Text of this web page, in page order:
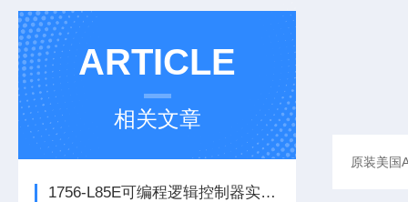
ARTICLE
相关文章
1756-L85E可编程逻辑控制器实操应用常见问题分析及解决方法探讨